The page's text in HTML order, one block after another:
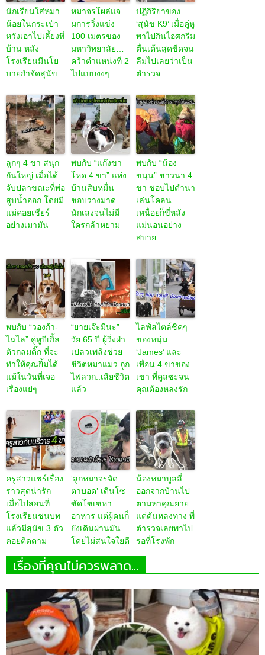
นักเรียนใส่หมา
น้อยในกระเป๋า
หวังเอาไปเลี้ยงที่
บ้าน หลัง
โรงเรียนมีนโย
บายกำจัดสุนัข
หมาจรโผล่แจ
มการวิ่งแข่ง
100 เมตรของ
มหาวิทยาลัย…
คว้าตำแหน่งที่ 2
ไปแบบงงๆ
ปฏิกิริยาของ
‘สุนัข K9’ เมื่อคู่หู
พาไปกินไอศกรีม
ตื่นเต้นสุดขีดจน
ลืมไปเลยว่าเป็น
ตำรวจ
ลูกๆ 4 ขา สนุก
กันใหญ่ เมื่อได้
จับปลาขณะที่พ่อ
สูบน้ำออก โดยมี
แม่คอยเชียร์
อย่างเมามัน
พบกับ “แก๊งขา
โหด 4 ขา” แห่ง
บ้านสิบหมื่น
ชอบวางมาด
นักเลงจนไม่มี
ใครกล้าหยาม
พบกับ “น้อง
ขนุน” ชาวนา 4
ขา ชอบไปดำนา
เล่นโคลน
เหนื่อยก็ขี่หลัง
แม่นอนอย่าง
สบาย
พบกับ “วองก้า-
ไฉไล” คู่หูบีเกิ้ล
ตัวกลมดิ๊ก ที่จะ
ทำให้คุณยิ้มได้
แม้ในวันที่เจอ
เรื่องแย่ๆ
“ยายเจ๊ะมีนะ”
วัย 65 ปี ผู้วิ่งฝ่า
เปลวเพลิงช่วย
ชีวิตหมาแมว ถูก
ไฟลวก..เสียชีวิต
แล้ว
ไลฟ์สไตล์ชิคๆ
ของหนุ่ม
‘James’ และ
เพื่อน 4 ขาของ
เขา ที่คูลซะจน
คุณต้องหลงรัก
ครูสาวแชร์เรื่อง
ราวสุดน่ารัก
เมื่อไปสอนที่
โรงเรียนชนบท
แล้วมีสุนัข 3 ตัว
คอยติดตาม
‘ลูกหมาจรจัด
ตาบอด’ เดินโซ
ซัดโซเซหา
อาหาร แต่ผู้คนก็
ยังเดินผ่านมัน
โดยไม่สนใจใยดี
น้องหมาบูลลี่
ออกจากบ้านไป
ตามหาคุณยาย
แต่ดันหลงทาง พี่
ตำรวจเลยพาไป
รอที่โรงพัก
เรื่องที่คุณไม่ควรพลาด...